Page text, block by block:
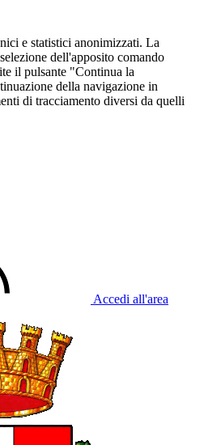
e statistici anonimizzati. La
dell'apposito comando
il pulsante "Continua la
della navigazione in
di tracciamento diversi da quelli
Accedi all'area